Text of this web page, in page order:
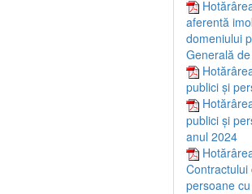
aferentă
domeniului
Generală
publici și
publici și
anul 2024
persoane